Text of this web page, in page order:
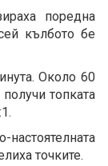
поредна
кълбото бе
Около 60
топката
точките.